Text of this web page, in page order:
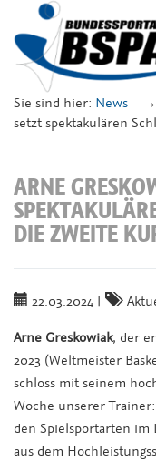
Sie sind hier: News
setzt spektakulären
ARNE
DIE ZWEITE
22.03.2024 |
Arne Greskowiak, der
2023 (Weltmeister
schloss mit seinem
Woche unserer
den Spielsportarten im
aus dem